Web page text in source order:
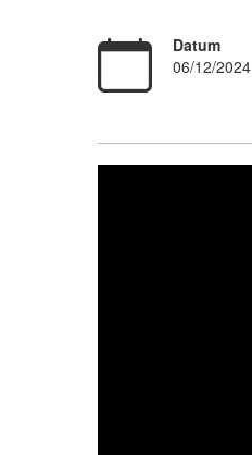
Datum
06/12/2024